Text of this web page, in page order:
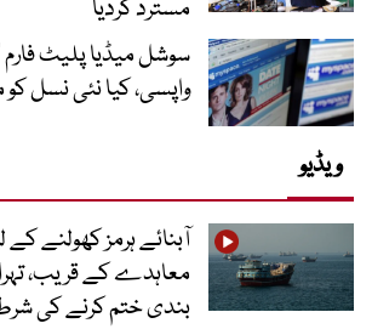
مسترد کردیا
سوشل میڈیا پلیٹ
واپسی، کیا نئی نسل کو
ویڈیو
آبنائے ہرمز کھولنے کے
معاہدے کے قریب،
بندی ختم کرنے کی